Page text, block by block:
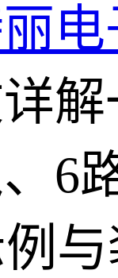
电
6